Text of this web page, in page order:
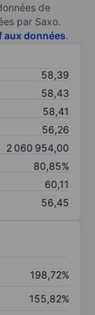
de
par Saxo.
aux données.
58,39
58,43
58,41
56,26
2 060 954,00
80,85%
60,11
56,45
198,72%
155,82%